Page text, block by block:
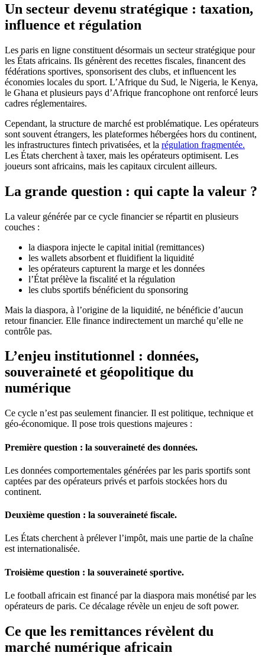
Un secteur devenu stratégique : taxation,
influence et régulation
Les paris en ligne constituent désormais un secteur stratégique pour
les États africains. Ils génèrent des recettes fiscales, financent des
fédérations sportives, sponsorisent des clubs, et influencent les
économies locales du sport. L’Afrique du Sud, le Nigeria, le Kenya,
le Ghana et plusieurs pays d’Afrique francophone ont renforcé leurs
cadres réglementaires.
Cependant, la structure de marché est problématique. Les opérateurs
sont souvent étrangers, les plateformes hébergées hors du continent,
les infrastructures fintech privatisées, et la régulation fragmentée.
Les États cherchent à taxer, mais les opérateurs optimisent. Les
joueurs sont africains, mais les capitaux circulent ailleurs.
La grande question : qui capte la valeur ?
La valeur générée par ce cycle financier se répartit en plusieurs
couches :
la diaspora injecte le capital initial (remittances)
les wallets absorbent et fluidifient la liquidité
les opérateurs capturent la marge et les données
l’État prélève la fiscalité et la régulation
les clubs sportifs bénéficient du sponsoring
Mais la diaspora, à l’origine de la liquidité, ne bénéficie d’aucun
retour financier. Elle finance indirectement un marché qu’elle ne
contrôle pas.
L’enjeu institutionnel : données,
souveraineté et géopolitique du
numérique
Ce cycle n’est pas seulement financier. Il est politique, technique et
géo-économique. Il pose trois questions majeures :
Première question : la souveraineté des données.
Les données comportementales générées par les paris sportifs sont
captées par des opérateurs privés et parfois stockées hors du
continent.
Deuxième question : la souveraineté fiscale.
Les États cherchent à prélever l’impôt, mais une partie de la chaîne
est internationalisée.
Troisième question : la souveraineté sportive.
Le football africain est financé par la diaspora mais monétisé par les
opérateurs de paris. Ce décalage révèle un enjeu de soft power.
Ce que les remittances révèlent du
marché numérique africain